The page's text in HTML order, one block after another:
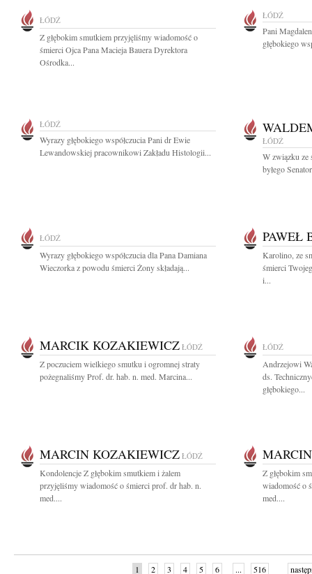
ŁÓDŹ
Z głębokim smutkiem przyjęliśmy wiadomość o
śmierci Ojca Pana Macieja Bauera Dyrektora
Ośrodka...
ŁÓDŹ
Pani
głębokiego
ŁÓDŹ
Wyrazy głębokiego współczucia Pani dr Ewie
Lewandowskiej pracownikowi Zakładu Histologii...
ŁÓDŹ
W związku ze
byłego
ŁÓDŹ
Wyrazy głębokiego współczucia dla Pana Damiana
Wieczorka z powodu śmierci Żony składają...
PAWEŁ
Karolino, ze
śmierci
i...
MARCIK KOZAKIEWICZ ŁÓDŹ
Z poczuciem wielkiego smutku i ogromnej straty
pożegnaliśmy Prof. dr. hab. n. med. Marcina...
ŁÓDŹ
Andrzejowi
ds.
głębokiego...
MARCIN KOZAKIEWICZ ŁÓDŹ
Kondolencje Z głębokim smutkiem i żalem
przyjęliśmy wiadomość o śmierci prof. dr hab. n.
med....
Z głębokim
wiadomość o
med....
1 2 3 4 5 6 ... 516